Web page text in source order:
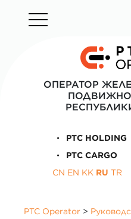
ОПЕРАТОР
PTC HOLDING
PTC CARGO
CN EN KK RU TR
PTC Operator >